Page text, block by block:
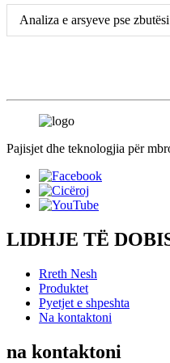
Analiza e arsyeve pse
Pajisjet dhe teknologjia për
LIDHJE TË
Rreth Nesh
Produktet
Pyetjet e shpeshta
Na kontaktoni
na kontaktoni